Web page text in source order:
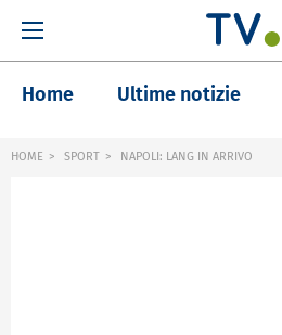
Home Ultime notizie
HOME SPORT NAPOLI: LANG IN ARRIVO